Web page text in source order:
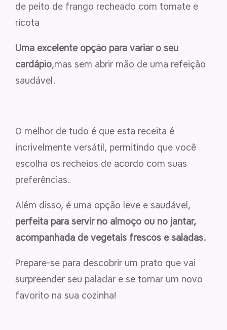
de peito de frango recheado com tomate e
ricota
Uma excelente opção para variar o seu
cardápio,mas sem abrir mão de uma refeição
saudável.
O melhor de tudo é que esta receita é
incrivelmente versátil, permitindo que você
escolha os recheios de acordo com suas
preferências.
Além disso, é uma opção leve e saudável,
perfeita para servir no almoço ou no jantar,
acompanhada de vegetais frescos e saladas.
Prepare-se para descobrir um prato que vai
surpreender seu paladar e se tornar um novo
favorito na sua cozinha!